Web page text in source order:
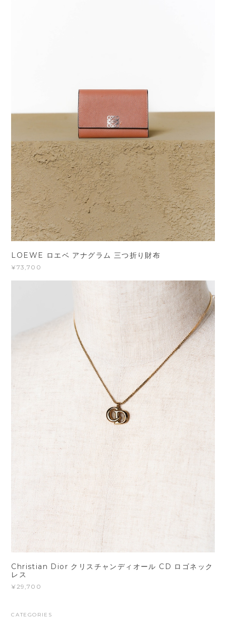
LOEWE ロエベ アナグラム 三つ折り財布
¥73,700
Christian Dior クリスチャンディオール CD ロゴネック
レス
¥29,700
CATEGORIES